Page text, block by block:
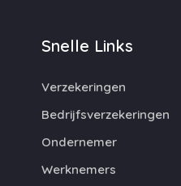
Snelle Links
Verzekeringen
Bedrijfsverzekeringen
Ondernemer
Werknemers